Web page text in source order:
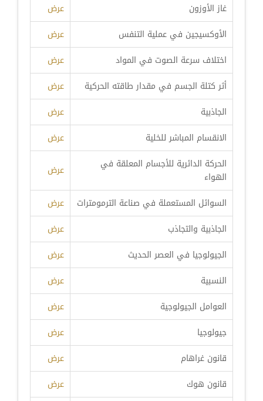
غاز الأوزون
عرض
الأوكسيجين في عملية التنفس
عرض
اختلاف سرعة الصوت في المواد
عرض
أثر كتلة الجسم في مقدار طاقته الحركية
عرض
الجاذبية
عرض
الانقسام المباشر للخلية
عرض
الحركة الدائرية للأجسام المعلقة في
الهواء
عرض
السوائل المستعملة في صناعة الترمومترات
عرض
الجاذبية والتجاذب
عرض
الجيولوجيا في العصر الحديث
عرض
النسبية
عرض
العوامل الجيولوجية
عرض
جيولوجيا
عرض
قانون غراهام
عرض
قانون هوك
عرض